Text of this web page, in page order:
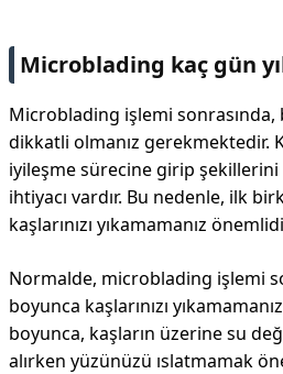
Microblading kaç gün
Microblading işlemi
dikkatli olmanız gerekmektedir.
iyileşme sürecine girip şekillerini
ihtiyacı vardır. Bu nedenle, ilk
kaşlarınızı yıkamamanız
Normalde, microblading işlemi
boyunca kaşlarınızı
boyunca, kaşların üzerine su
alırken yüzünüzü ıslatmamak